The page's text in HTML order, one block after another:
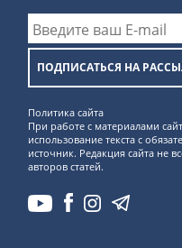
ПОДПИСАТЬСЯ НА
Политика сайта
При работе с материалами
использование текста с
источник. Редакция сайта не
авторов статей.